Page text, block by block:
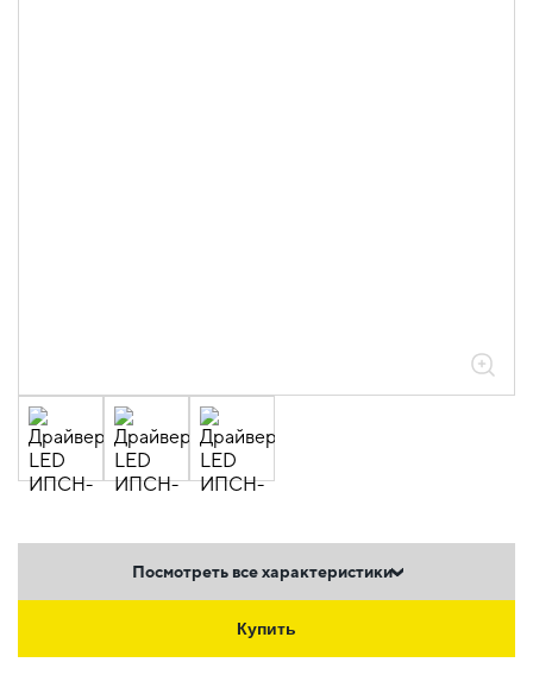
Посмотреть все характеристики
Купить